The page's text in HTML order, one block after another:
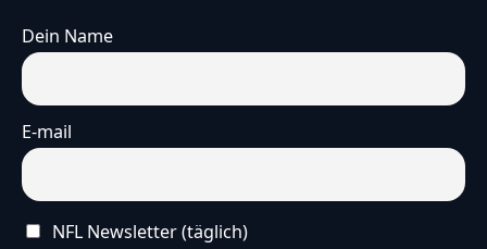
Dein Name
E-mail
NFL Newsletter (täglich)